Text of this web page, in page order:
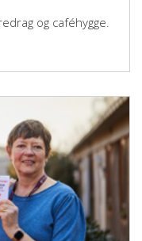
og caféhygge.